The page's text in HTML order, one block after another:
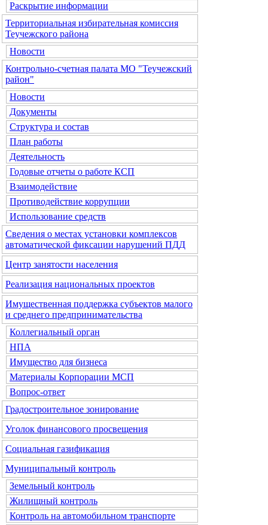
Раскрытие информации
Территориальная избирательная комиссия
Теучежского района
Новости
Контрольно-счетная палата МО "Теучежский
район"
Новости
Документы
Структура и состав
План работы
Деятельность
Годовые отчеты о работе КСП
Взаимодействие
Противодействие коррупции
Использование средств
Сведения о местах установки комплексов
автоматической фиксации нарушений ПДД
Центр занятости населения
Реализация национальных проектов
Имущественная поддержка субъектов малого
и среднего предпринимательства
Коллегиальный орган
НПА
Имущество для бизнеса
Материалы Корпорации МСП
Вопрос-ответ
Градостроительное зонирование
Уголок финансового просвещения
Социальная газификация
Муниципальный контроль
Земельный контроль
Жилищный контроль
Контроль на автомобильном транспорте